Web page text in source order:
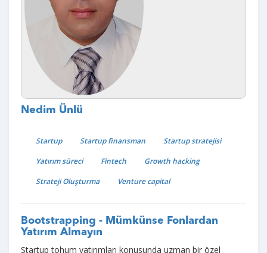
Nedim Ünlü
Startup Startup finansman
Startup stratejisi
Yatırım süreci
Fintech
Growth hacking
Strateji Oluşturma
Venture capital
Bootstrapping - Mümkünse Fonlardan
Yatırım Almayın
Startup tohum yatırımları konusunda uzman bir özel